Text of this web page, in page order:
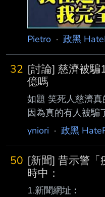
Pietro · 政黑
32 [討論] 慈濟被
億嗎
如題 笑死人慈濟
因為真的有人被騙
面應該要寫吧 慈濟
就好笑了 慈濟啊慈
yniori · 政黑
50 [新聞] 昔示警「
時中：
1.新聞網址︰